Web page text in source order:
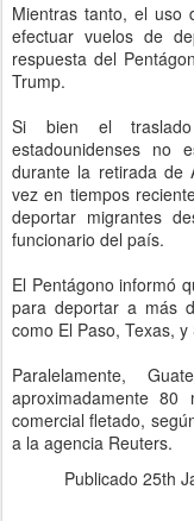
Mientras tanto, el uso
efectuar vuelos de
respuesta del
Trump.
Si bien el
estadounidenses no
durante la retirada
vez en tiempos
deportar migrantes
funcionario del país.
El Pentágono informó
para deportar a más
como El Paso, Texas,
Paralelamente,
aproximadamente
comercial fletado,
a la agencia Reuters.
Publicado 25th